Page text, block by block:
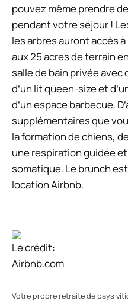
pouvez même prendre
pendant votre séjour !
les arbres auront accès
aux 25 acres de terrain
salle de bain privée
d’un lit queen-size et
d’un espace barbecue.
supplémentaires que
la formation de chiens,
une respiration guidée
somatique. Le brunch
location Airbnb.
Le crédit:
Airbnb.com
Votre propre retraite de pays